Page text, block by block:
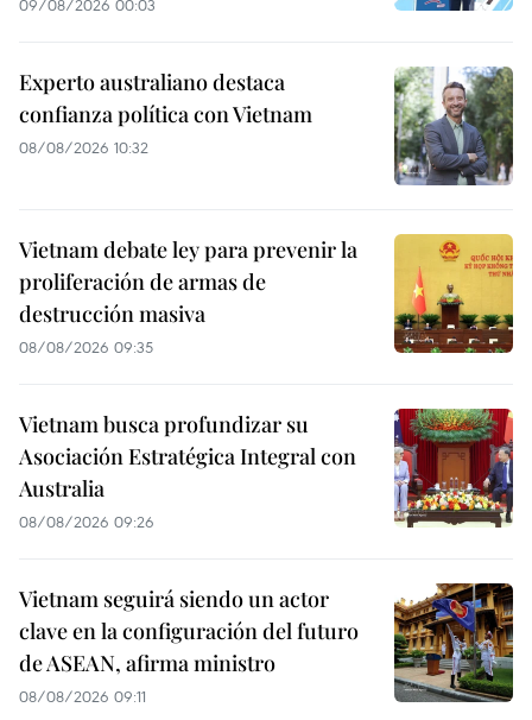
Experto australiano destaca
confianza política con Vietnam
08/08/2026 10:32
Vietnam debate ley para prevenir la
proliferación de armas de
destrucción masiva
08/08/2026 09:35
Vietnam busca profundizar su
Asociación Estratégica Integral con
Australia
08/08/2026 09:26
Vietnam seguirá siendo un actor
clave en la configuración del futuro
de ASEAN, afirma ministro
08/08/2026 09:11